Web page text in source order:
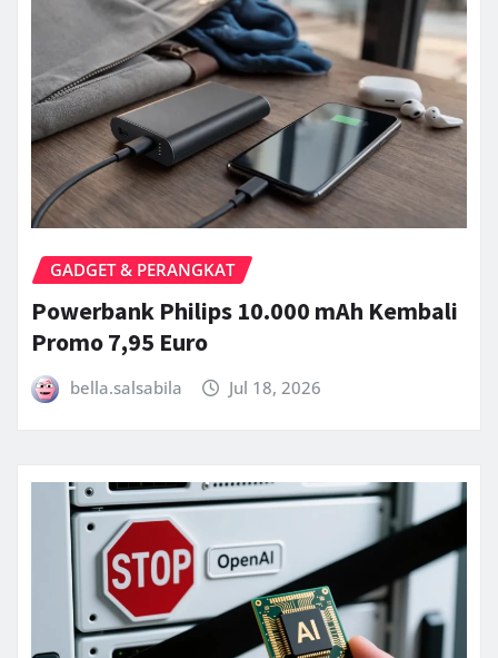
GADGET & PERANGKAT
Powerbank Philips 10.000 mAh Kembali
Promo 7,95 Euro
bella.salsabila Jul 18, 2026